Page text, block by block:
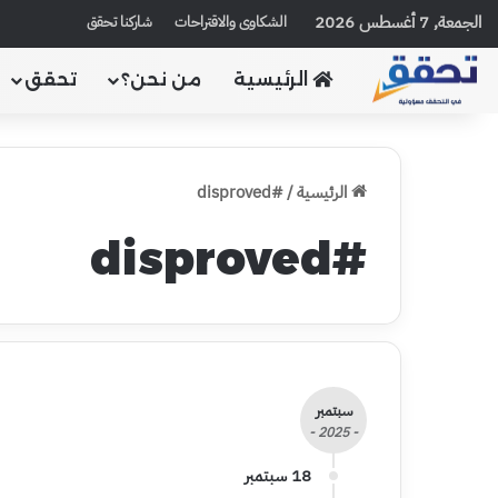
الجمعة, 7 أغسطس 2026 الشكاوى والاقتراحات شاركنا تحقق
الرئيسية من نحن؟ تحقق
الرئيسية/
#disproved
#disproved
سبتمبر
- 2025 -
18 سبتمبر